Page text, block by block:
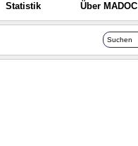
Statistik Über MADOC